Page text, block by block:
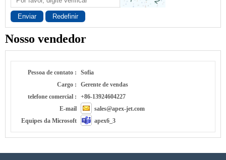
Enviar Redefinir
Nosso vendedor
Pessoa de contato :
Sofia
Cargo :
Gerente de vendas
telefone comercial :
+86-13924604227
E-mail
sales@apex-jet.com
Equipes da Microsoft
apex6_3